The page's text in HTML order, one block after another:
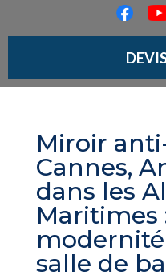
Miroir
Cannes,
dans les
salle de